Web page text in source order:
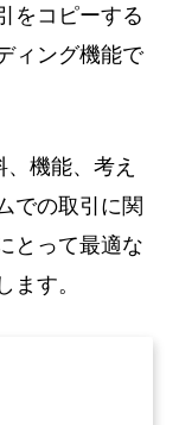
をコピーする
ィング機能で
機能、考え
での取引に関
とって最適な
す。